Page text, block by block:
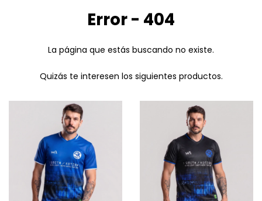
Error - 404
La página que estás buscando no existe.
Quizás te interesen los siguientes productos.